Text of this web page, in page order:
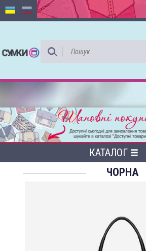
КАТАЛОГ
ЧОРНА